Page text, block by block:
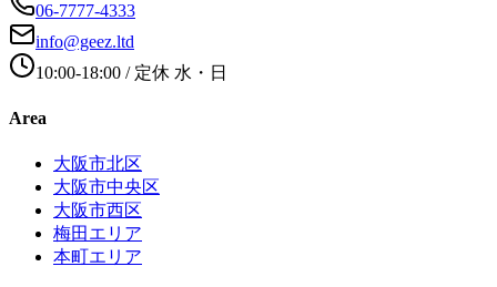
06-7777-4333
info@geez.ltd
10:00-18:00 / 定休 水・日
Area
大阪市北区
大阪市中央区
大阪市西区
梅田エリア
本町エリア